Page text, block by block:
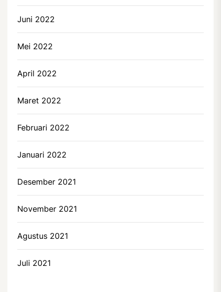
Juni 2022
Mei 2022
April 2022
Maret 2022
Februari 2022
Januari 2022
Desember 2021
November 2021
Agustus 2021
Juli 2021